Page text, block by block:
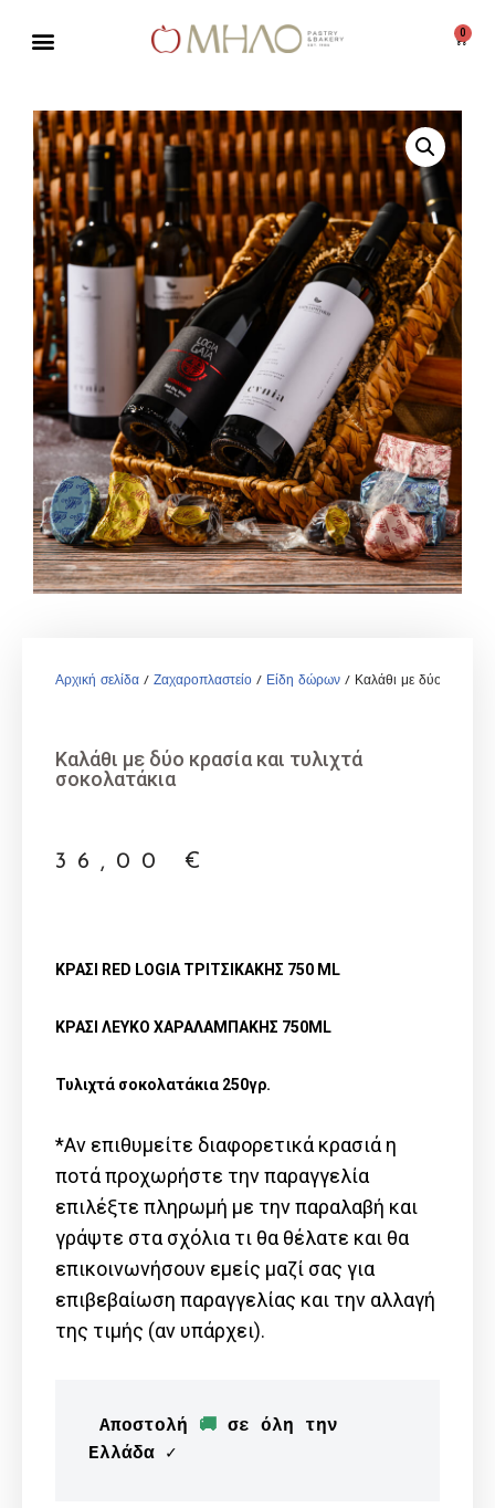
περιεχόμενο
0
Αρχική σελίδα / Ζαχαροπλαστείο / Είδη δώρων / Καλάθι με δύο κρασία
Καλάθι με δύο κρασία και τυλιχτά
σοκολατάκια
36,00 €
ΚΡΑΣΙ RED LOGIA ΤΡΙΤΣΙΚΑΚΗΣ 750 ML
ΚΡΑΣΙ ΛΕΥΚΟ ΧΑΡΑΛΑΜΠΑΚΗΣ 750ML
Τυλιχτά σοκολατάκια 250γρ.
*Αν επιθυμείτε διαφορετικά κρασιά η
ποτά προχωρήστε την παραγγελία
επιλέξτε πληρωμή με την παραλαβή και
γράψτε στα σχόλια τι θα θέλατε και θα
επικοινωνήσουν εμείς μαζί σας για
επιβεβαίωση παραγγελίας και την αλλαγή
της τιμής (αν υπάρχει).
Αποστολή 🚚 σε όλη την
Ελλάδα ✓